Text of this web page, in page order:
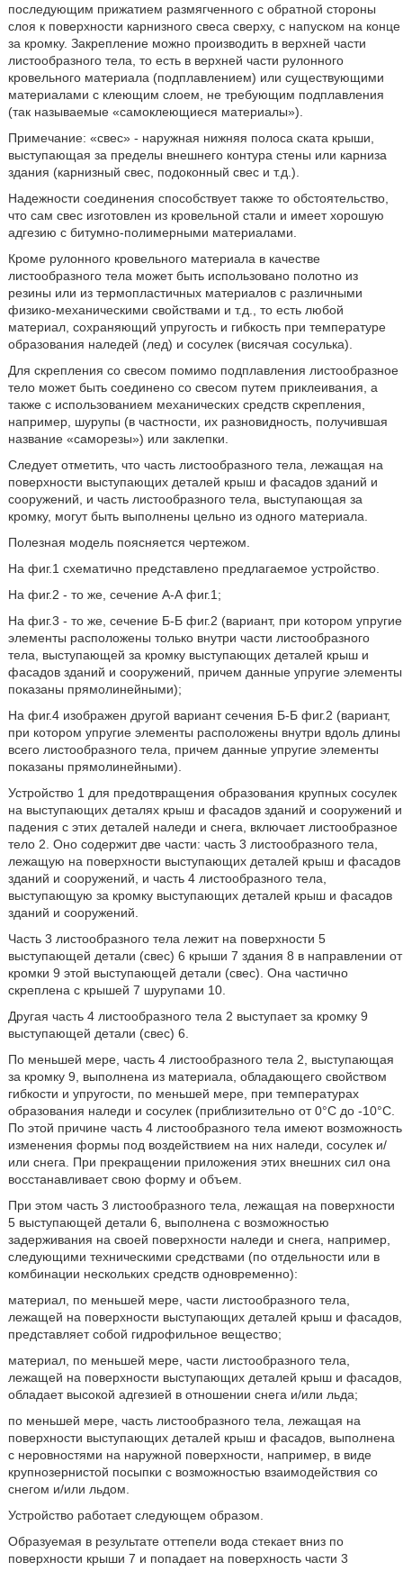
последующим прижатием размягченного с обратной стороны
слоя к поверхности карнизного свеса сверху, с напуском на конце
за кромку. Закрепление можно производить в верхней части
листообразного тела, то есть в верхней части рулонного
кровельного материала (подплавлением) или существующими
материалами с клеющим слоем, не требующим подплавления
(так называемые «самоклеющиеся материалы»).
Примечание: «свес» - наружная нижняя полоса ската крыши,
выступающая за пределы внешнего контура стены или карниза
здания (карнизный свес, подоконный свес и т.д.).
Надежности соединения способствует также то обстоятельство,
что сам свес изготовлен из кровельной стали и имеет хорошую
адгезию с битумно-полимерными материалами.
Кроме рулонного кровельного материала в качестве
листообразного тела может быть использовано полотно из
резины или из термопластичных материалов с различными
физико-механическими свойствами и т.д., то есть любой
материал, сохраняющий упругость и гибкость при температуре
образования наледей (лед) и сосулек (висячая сосулька).
Для скрепления со свесом помимо подплавления листообразное
тело может быть соединено со свесом путем приклеивания, а
также с использованием механических средств скрепления,
например, шурупы (в частности, их разновидность, получившая
название «саморезы») или заклепки.
Следует отметить, что часть листообразного тела, лежащая на
поверхности выступающих деталей крыш и фасадов зданий и
сооружений, и часть листообразного тела, выступающая за
кромку, могут быть выполнены цельно из одного материала.
Полезная модель поясняется чертежом.
На фиг.1 схематично представлено предлагаемое устройство.
На фиг.2 - то же, сечение А-А фиг.1;
На фиг.3 - то же, сечение Б-Б фиг.2 (вариант, при котором упругие
элементы расположены только внутри части листообразного
тела, выступающей за кромку выступающих деталей крыш и
фасадов зданий и сооружений, причем данные упругие элементы
показаны прямолинейными);
На фиг.4 изображен другой вариант сечения Б-Б фиг.2 (вариант,
при котором упругие элементы расположены внутри вдоль длины
всего листообразного тела, причем данные упругие элементы
показаны прямолинейными).
Устройство 1 для предотвращения образования крупных сосулек
на выступающих деталях крыш и фасадов зданий и сооружений и
падения с этих деталей наледи и снега, включает листообразное
тело 2. Оно содержит две части: часть 3 листообразного тела,
лежащую на поверхности выступающих деталей крыш и фасадов
зданий и сооружений, и часть 4 листообразного тела,
выступающую за кромку выступающих деталей крыш и фасадов
зданий и сооружений.
Часть 3 листообразного тела лежит на поверхности 5
выступающей детали (свес) 6 крыши 7 здания 8 в направлении от
кромки 9 этой выступающей детали (свес). Она частично
скреплена с крышей 7 шурупами 10.
Другая часть 4 листообразного тела 2 выступает за кромку 9
выступающей детали (свес) 6.
По меньшей мере, часть 4 листообразного тела 2, выступающая
за кромку 9, выполнена из материала, обладающего свойством
гибкости и упругости, по меньшей мере, при температурах
образования наледи и сосулек (приблизительно от 0°С до -10°С.
По этой причине часть 4 листообразного тела имеют возможность
изменения формы под воздействием на них наледи, сосулек и/
или снега. При прекращении приложения этих внешних сил она
восстанавливает свою форму и объем.
При этом часть 3 листообразного тела, лежащая на поверхности
5 выступающей детали 6, выполнена с возможностью
задерживания на своей поверхности наледи и снега, например,
следующими техническими средствами (по отдельности или в
комбинации нескольких средств одновременно):
материал, по меньшей мере, части листообразного тела,
лежащей на поверхности выступающих деталей крыш и фасадов,
представляет собой гидрофильное вещество;
материал, по меньшей мере, части листообразного тела,
лежащей на поверхности выступающих деталей крыш и фасадов,
обладает высокой адгезией в отношении снега и/или льда;
по меньшей мере, часть листообразного тела, лежащая на
поверхности выступающих деталей крыш и фасадов, выполнена
с неровностями на наружной поверхности, например, в виде
крупнозернистой посыпки с возможностью взаимодействия со
снегом и/или льдом.
Устройство работает следующем образом.
Образуемая в результате оттепели вода стекает вниз по
поверхности крыши 7 и попадает на поверхность части 3